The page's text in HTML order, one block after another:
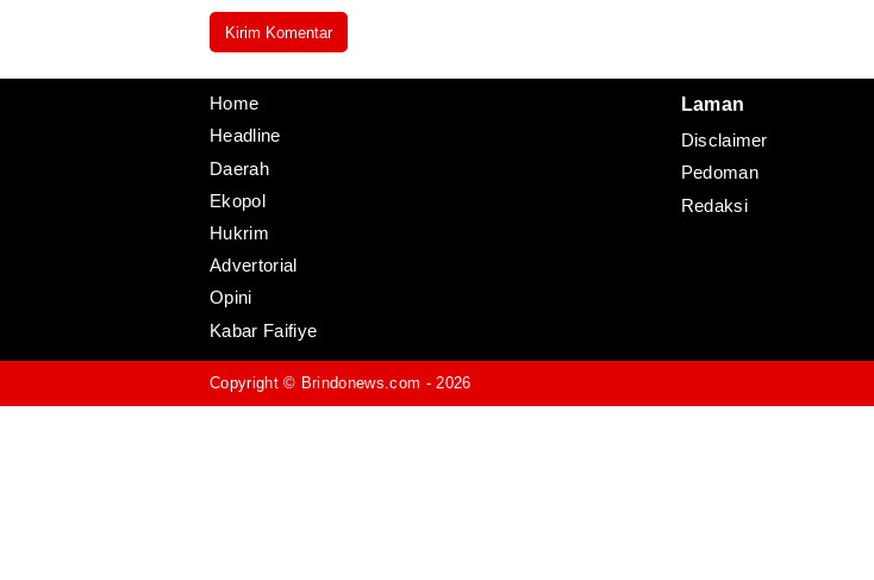
Home
Headline
Daerah
Ekopol
Hukrim
Advertorial
Opini
Kabar Faifiye
Laman
Disclaimer
Pedoman
Redaksi
Copyright © Brindonews.com - 2026